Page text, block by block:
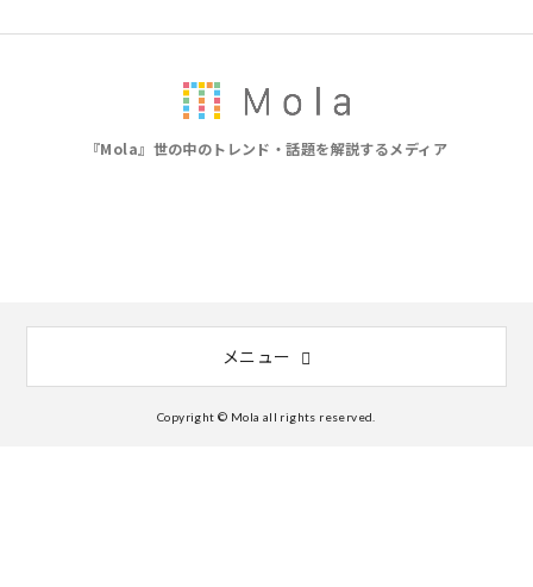
『Mola』世の中のトレンド・話題を解説するメディア
メニュー
Copyright © Mola all rights reserved.